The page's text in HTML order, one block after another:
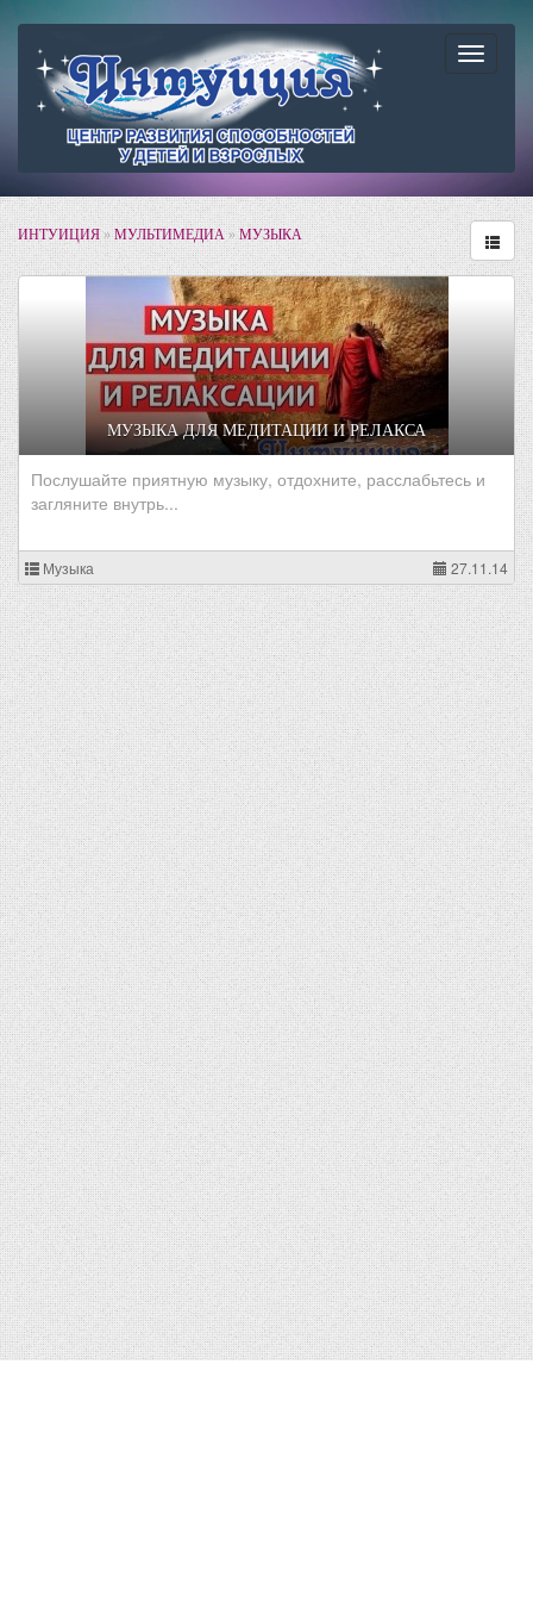
ИНТУИЦИЯ»МУЛЬТИМЕДИА»МУЗЫКА
МУЗЫКА ДЛЯ МЕДИТАЦИИ И РЕЛАКСА
Послушайте приятную музыку, отдохните, расслабьтесь и
загляните внутрь...
Музыка 27.11.14